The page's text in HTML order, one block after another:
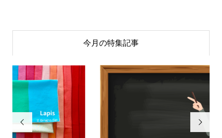
今月の特集記事
 